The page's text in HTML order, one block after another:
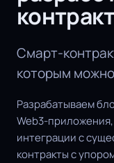
Смарт-
которым
Разрабатываем
Web3-
интеграции с
контракты с